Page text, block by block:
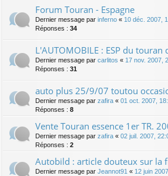
Forum Touran - Espagne
Dernier message par inferno « 10 déc. 2007,
Réponses : 34
L'AUTOMOBILE : ESP du touran
Dernier message par carlitos « 17 nov. 2007,
Réponses : 31
auto plus 25/9/07 toutou
Dernier message par zafira « 01 oct. 2007,
Réponses : 8
Vente Touran essence 1er TR.
Dernier message par zafira « 02 juil. 2007,
Réponses : 2
Autobild : article douteux sur la
Dernier message par Jeannot91 « 12 juin